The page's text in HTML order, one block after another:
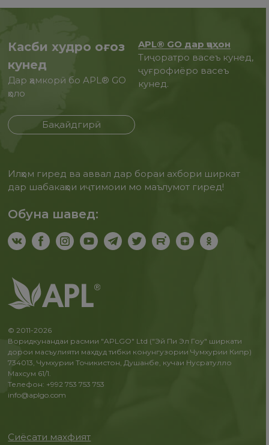
Касби худро оғоз
кунед
Дар ҳамкорӣ бо APL® GO
ҳоло
Бақайдгирӣ
APL® GO дар ҷаҳон
Тиҷоратро васеъ кунед,
ҷуғрофиёро васеъ
кунед.
Илҳом гиред ва аввал дар бораи ахбори ширкат
дар шабакаҳои иҷтимоии мо маълумот гиред!
Обуна шавед:
© 2011-2026
Воридкунандаи расмии "APLGO" Ltd ("Эй Пи Эл Гоу" ширкати
дорои масъулияти махдуд тибки конунгузории Чумхурии Кипр)
734013, Чумхурии Точикистон, Душанбе, кучаи Нусратулло
Махсум 61/1.
Телефон: +992 753 753 753
info@aplgo.com
Сиёсати махфият